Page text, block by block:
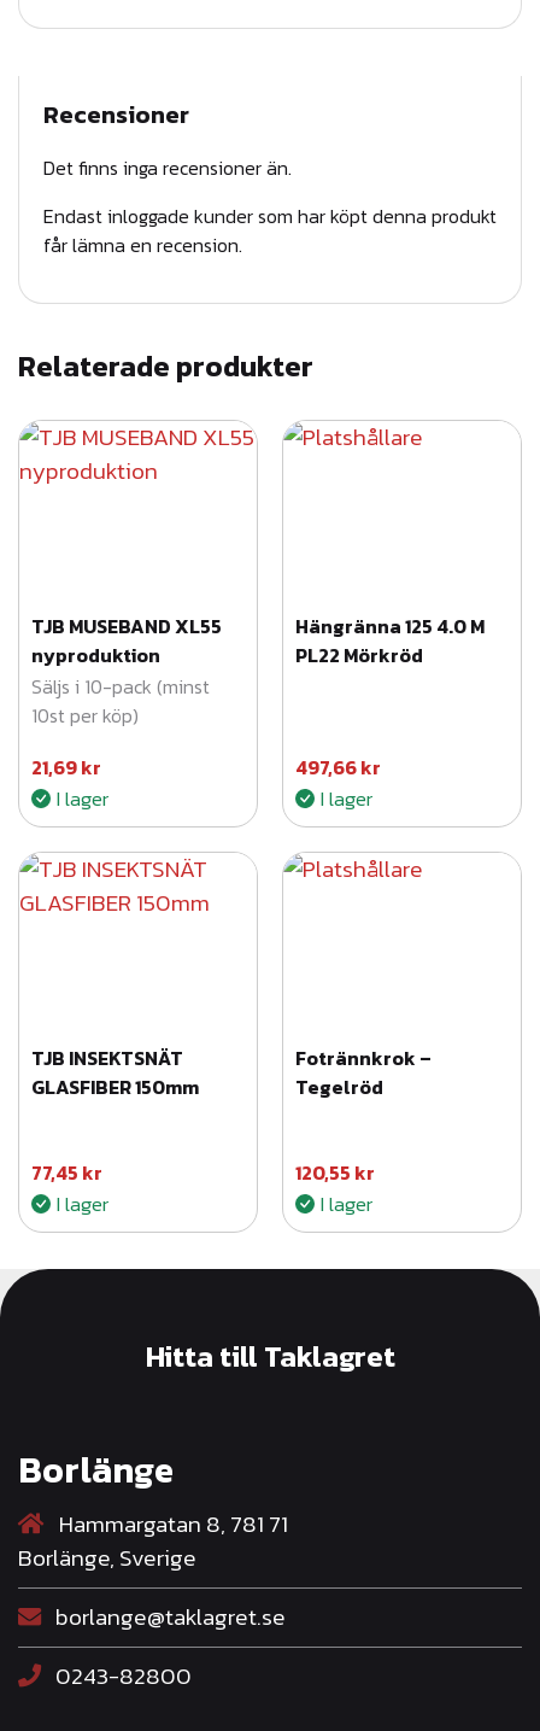
P
E
2
c
m
Recensioner
Det finns inga recensioner än.
Endast inloggade kunder som har köpt denna produkt
får lämna en recension.
Relaterade produkter
TJB MUSEBAND XL55
nyproduktion
Säljs i 10-pack (minst
10st per köp)
21,69kr
I lager
Hängränna 125 4.0 M
PL22 Mörkröd
497,66kr
I lager
TJB INSEKTSNÄT
GLASFIBER 150mm
77,45 kr
I lager
Fotrännkrok –
Tegelröd
120,55 kr
I lager
Hitta till Taklagret
Borlänge
Hammargatan 8, 781 71
Borlänge, Sverige
borlange@taklagret.se
0243-82800